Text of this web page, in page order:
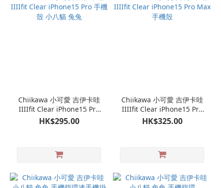
Chiikawa 小可愛 吉伊卡哇
IIIIfit Clear iPhone15 Pro
手機殼 小八貓 兔兔
HK$295.00
Chiikawa 小可愛 吉伊卡哇
IIIIfit Clear iPhone15 Pro
Max 手機殼
HK$325.00